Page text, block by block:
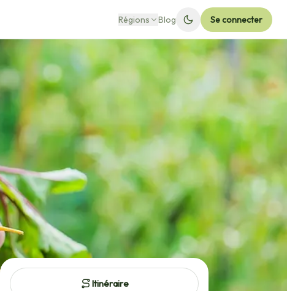
Régions Blog Se connecter
Itinéraire